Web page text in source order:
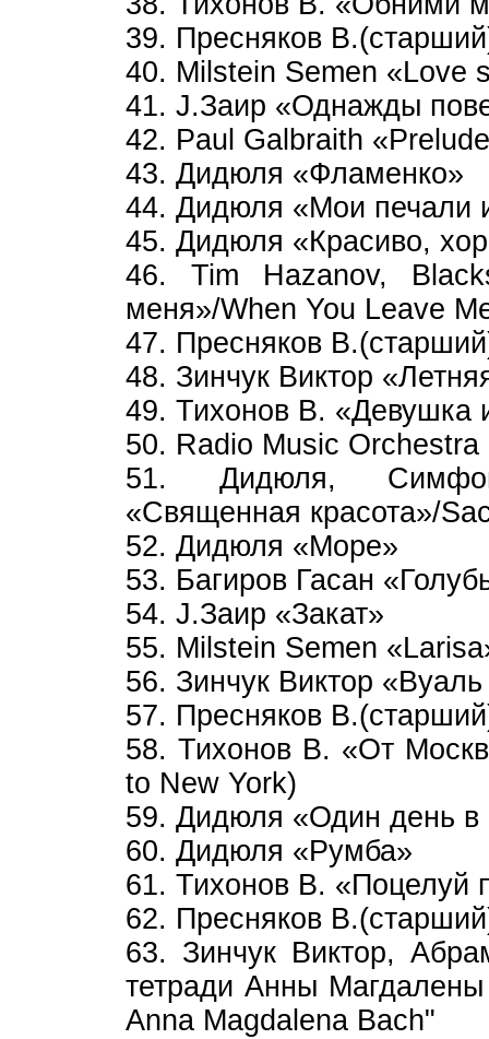
39. Пресняков
40. Milstein Semen «Love
41. J.Заир «Однажды
42. Paul Galbraith
43. Дидюля «Фламенко»
44. Дидюля «Мои печали
45. Дидюля «Красиво,
46. Tim Hazanov,
меня»/When You Leave
47. Пресняков
48. Зинчук Виктор
49. Тихонов В. «Девушка
50. Radio Music
51. Дидюля,
«Священная красота»/
52. Дидюля «Море»
53. Багиров Гасан
54. J.Заир «Закат»
55. Milstein Semen
56. Зинчук Виктор
57. Пресняков
58. Тихонов В. «От
to New York)
59. Дидюля «Один день в
60. Дидюля «Румба»
61. Тихонов В. «Поцелуй
62. Пресняков
63. Зинчук Виктор,
тетради Анны
Anna Magdalena Bach"